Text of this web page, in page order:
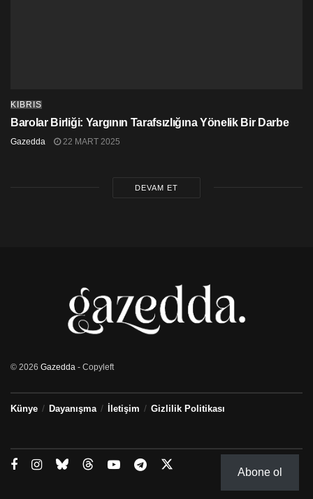
KIBRIS
Barolar Birliği: Yargının Tarafsızlığına Yönelik Bir Darbe
Gazedda 22 MART 2025
DEVAM ET
© 2026 Gazedda - Copyleft
Künye Dayanışma İletişim Gizlilik Politikası
Abone ol